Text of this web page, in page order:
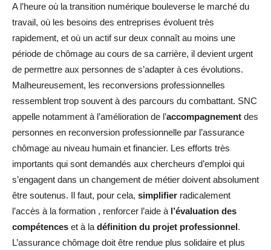
A l’heure où la transition numérique bouleverse le marché du
travail, où les besoins des entreprises évoluent très
rapidement, et où un actif sur deux connaît au moins une
période de chômage au cours de sa carrière, il devient urgent
de permettre aux personnes de s’adapter à ces évolutions.
Malheureusement, les reconversions professionnelles
ressemblent trop souvent à des parcours du combattant. SNC
appelle notamment à l’amélioration de l’accompagnement des
personnes en reconversion professionnelle par l’assurance
chômage au niveau humain et financier. Les efforts très
importants qui sont demandés aux chercheurs d’emploi qui
s’engagent dans un changement de métier doivent absolument
être soutenus. Il faut, pour cela, simplifier radicalement
l’accès à la formation , renforcer l’aide à l’évaluation des
compétences et à la définition du projet professionnel.
L’assurance chômage doit être rendue plus solidaire et plus